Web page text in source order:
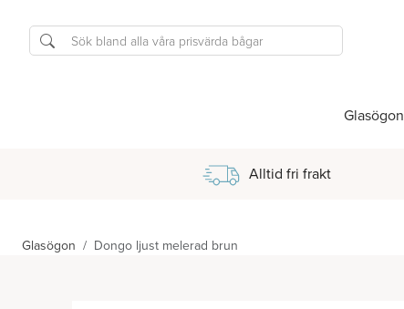
Glasögon
Alltid fri frakt
Glasögon Dongo ljust melerad brun